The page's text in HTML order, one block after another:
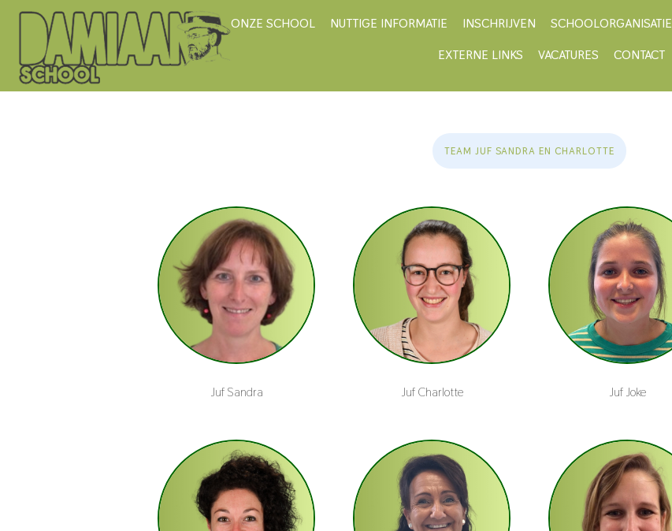
ONZE SCHOOL NUTTIGE INFORMATIE INSCHRIJVEN SCHOOLORGANISATIE
EXTERNE LINKS
VACATURES CONTACT
TEAM JUF SANDRA EN CHARLOTTE
Juf Sandra Juf Charlotte Juf Joke